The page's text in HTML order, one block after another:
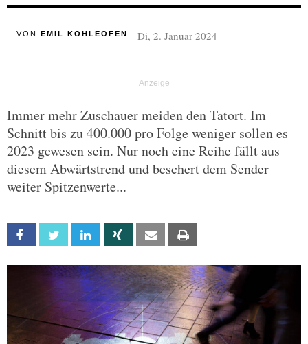
VON EMIL KOHLEOFEN Di, 2. Januar 2024
Immer mehr Zuschauer meiden den Tatort. Im
Schnitt bis zu 400.000 pro Folge weniger sollen es
2023 gewesen sein. Nur noch eine Reihe fällt aus
diesem Abwärtstrend und beschert dem Sender
weiter Spitzenwerte...
Facebook Twitter Linkedin Xing Email